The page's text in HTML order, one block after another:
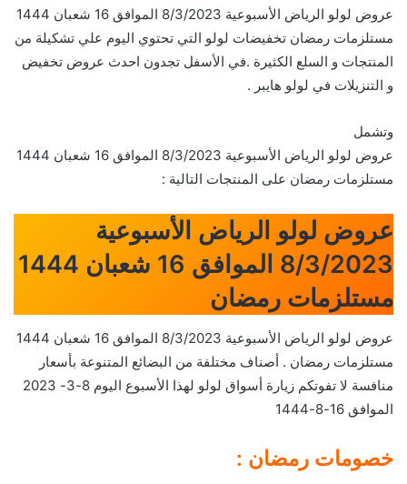
عروض لولو الرياض الأسبوعية 8/3/2023 الموافق 16 شعبان 1444
مستلزمات رمضان تخفيضات لولو التي تحتوي اليوم علي تشكيلة من
المنتجات و السلع الكثيرة .في الأسفل تجدون احدث عروض تخفيض
و التنزيلات في لولو هايبر .
وتشمل
عروض لولو الرياض الأسبوعية 8/3/2023 الموافق 16 شعبان 1444
مستلزمات رمضان على المنتجات التالية :
عروض لولو الرياض الأسبوعية
8/3/2023 الموافق 16 شعبان 1444
مستلزمات رمضان
عروض لولو الرياض الأسبوعية 8/3/2023 الموافق 16 شعبان 1444
مستلزمات رمضان . أصناف مختلفة من البضائع المتنوعة بأسعار
منافسة لا تفوتكم زيارة أسواق لولو لهذا الأسبوع اليوم 8-3- 2023
الموافق 16-8-1444
خصومات رمضان :